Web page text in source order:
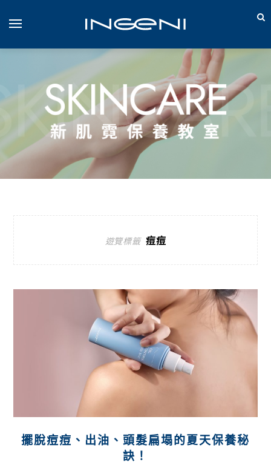
遊覽標籤 痘痘
擺脫痘痘、出油、頭髮扁塌的夏天保養秘
訣！